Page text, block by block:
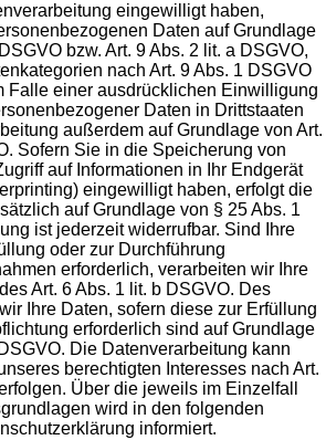
eingewilligt haben,
Daten auf Grundlage
bzw. Art. 9 Abs. 2 lit. a DSGVO,
nach Art. 9 Abs. 1 DSGVO
Falle einer ausdrücklichen Einwilligung
Daten in Drittstaaten
außerdem auf Grundlage von Art.
Sofern Sie in die Speicherung von
auf Informationen in Ihr Endgerät
eingewilligt haben, erfolgt die
auf Grundlage von § 25 Abs. 1
ist jederzeit widerrufbar. Sind Ihre
oder zur Durchführung
erforderlich, verarbeiten wir Ihre
Art. 6 Abs. 1 lit. b DSGVO. Des
Ihre Daten, sofern diese zur Erfüllung
erforderlich sind auf Grundlage
Die Datenverarbeitung kann
berechtigten Interesses nach Art.
Über die jeweils im Einzelfall
wird in den folgenden
informiert.